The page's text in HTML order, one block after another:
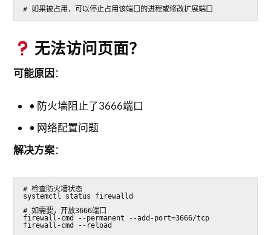
# 如果被占用，可以停止占用该端口的进程或修改扩展端口
无法访问页面？
可能原因 ：
• 防火墙阻止了3666端口
• 网络配置问题
解决方案：
# 检查防火墙状态
systemctl status firewalld
# 如需要，开放3666端口
firewall-cmd --permanent --add-port=3666/tcp
firewall-cmd --reload